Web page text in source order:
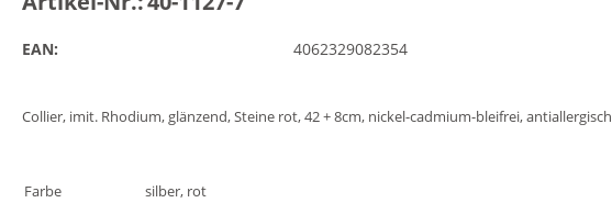
EAN: 4062329082354
Collier, imit. Rhodium, glänzend, Steine rot, 42 + 8cm, nickel-cadmium-bleifrei, antiallergisch
Farbe
silber, rot